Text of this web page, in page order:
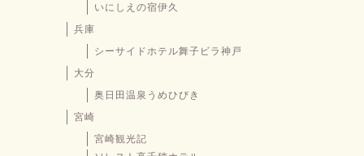
いにしえの宿伊久
兵庫
シーサイドホテル舞子ビラ神戸
大分
奥日田温泉うめひびき
宮崎
宮崎観光記